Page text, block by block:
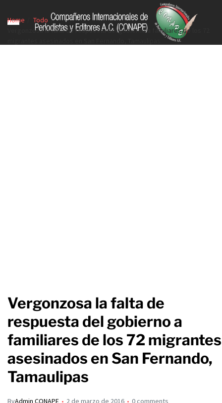
Home
Todo
Vergonzosa la falta de respuesta del gobierno a familiares de los 72
Vergonzosa la falta de
respuesta del gobierno a
familiares de los 72 migrantes
asesinados en San Fernando,
Tamaulipas
ByAdmin CONAPE 2 de marzo de 2016 0 comments